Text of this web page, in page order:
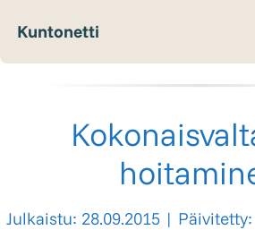
Kuntonetti
Julkaistu: 28.09.2015| Päivitetty: